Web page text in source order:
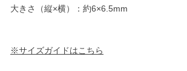
大きさ（縦×横）：約6×6.5mm
※サイズガイドはこちら